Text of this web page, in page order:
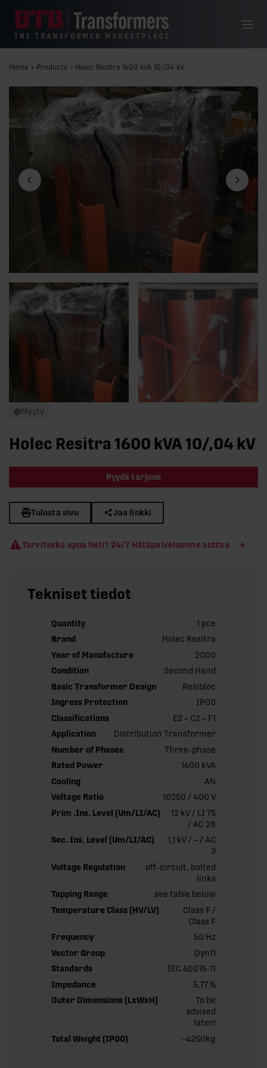
Valikko
Home > Products > Holec Resitra 1600 kVA 10/,04 kV
Edellinen dia
Myyty
Holec Resitra 1600 kVA 10/,04 kV
Pyydä tarjous
Tulosta sivu Jaa linkki
Tarvitseko apua heti? 24/7 Hätäpalvelumme auttaa
Tekniset tiedot
Quantity
1 pce
Brand
Holec Resitra
Year of Manufacture
2000
Condition
Second Hand
Basic Transformer Design
Resibloc
Ingress Protection
IP00
Classifications
E2 – C2 – F1
Application
Distribution Transformer
Number of Phases
Three-phase
Rated Power
1600 kVA
Cooling
AN
Voltage Ratio
10250 / 400 V
Prim .Ins. Level (Um/LI/AC)
12 kV / LI 75
/ AC 28
Sec. Ins. Level (Um/LI/AC)
1,1 kV / – / AC
3
Voltage Regulation
off-circuit, bolted
links
Tapping Range
see table below
Temperature Class (HV/LV)
Class F /
Class F
Frequency
50 Hz
Vector Group
Dyn11
Standards
IEC 60076-11
Impedance
5,77 %
Outer Dimensions (LxWxH)
To be
advised
later!
Total Weight (IP00)
~4250kg